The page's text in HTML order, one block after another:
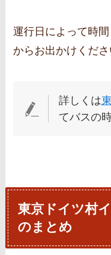
運行日によって時
からお出かけくださ
詳しくは
てバスの
東京ドイツ村
のまとめ